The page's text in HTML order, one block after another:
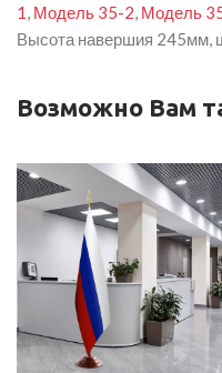
1 Модель 35-2 Модель
Высота навершия 245мм,
Возможно Вам